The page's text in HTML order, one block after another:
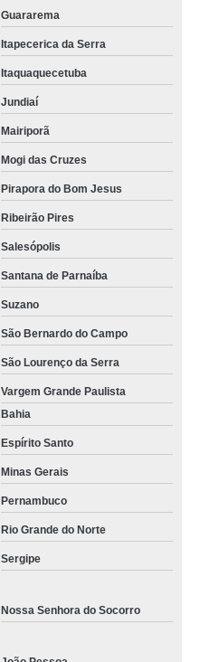
Guararema
Itapecerica da Serra
Itaquaquecetuba
Jundiaí
Mairiporã
Mogi das Cruzes
Pirapora do Bom Jesus
Ribeirão Pires
Salesópolis
Santana de Parnaíba
Suzano
São Bernardo do Campo
São Lourenço da Serra
Vargem Grande Paulista
Bahia
Espírito Santo
Minas Gerais
Pernambuco
Rio Grande do Norte
Sergipe
Nossa Senhora do Socorro